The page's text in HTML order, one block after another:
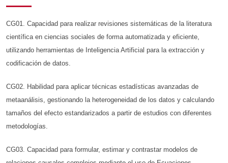
CG01. Capacidad para realizar revisiones sistemáticas de la literatura
científica en ciencias sociales de forma automatizada y eficiente,
utilizando herramientas de Inteligencia Artificial para la extracción y
codificación de datos.
CG02. Habilidad para aplicar técnicas estadísticas avanzadas de
metaanálisis, gestionando la heterogeneidad de los datos y calculando
tamaños del efecto estandarizados a partir de estudios con diferentes
metodologías.
CG03. Capacidad para formular, estimar y contrastar modelos de